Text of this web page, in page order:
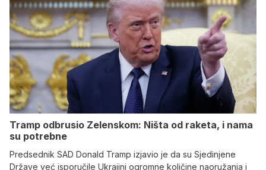
Tramp odbrusio Zelenskom: Ništa od raketa, i nama
su potrebne
Predsednik SAD Donald Tramp izjavio je da su Sjedinjene
Države već isporučile Ukrajini ogromne količine naoružanja i